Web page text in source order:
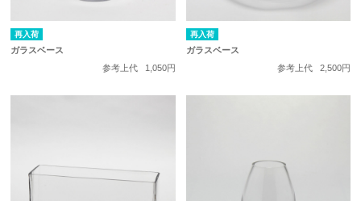
再入荷
ガラスベース
参考上代
1,050円
再入荷
ガラスベース
参考上代
2,500円